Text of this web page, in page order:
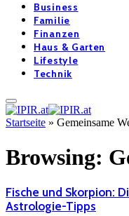
Business
Familie
Finanzen
Haus & Garten
Lifestyle
Technik
Startseite » Gemeinsame
Browsing:
Fische und Skorpion:
Astrologie-Tipps